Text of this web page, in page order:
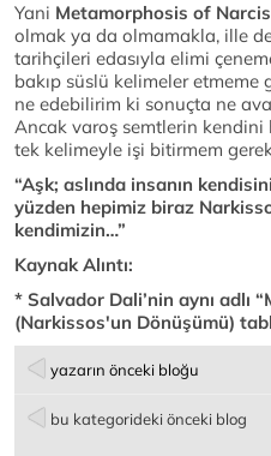
Yani Metamorphosis of
olmak ya da olmamakla, ille
tarihçileri edasıyla elimi
bakıp süslü kelimeler etmeme
ne edebilirim ki sonuçta ne
Ancak varoş semtlerin
tek kelimeyle işi bitirmem
“Aşk; aslında insanın
yüzden hepimiz biraz
kendimizin…”
Kaynak Alıntı:
* Salvador Dali’nin aynı adlı “
(Narkissos'un Dönüşümü)
yazarın önceki bloğu
bu kategorideki önceki blog